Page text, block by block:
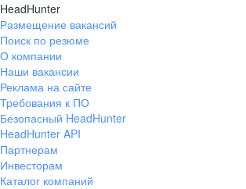
HeadHunter
Размещение вакансий
Поиск по резюме
О компании
Наши вакансии
Реклама на сайте
Требования к ПО
Безопасный HeadHunter
HeadHunter API
Партнерам
Инвесторам
Каталог компаний